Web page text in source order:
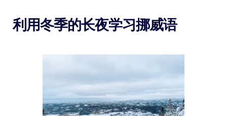
利用冬季的长夜学习挪威语